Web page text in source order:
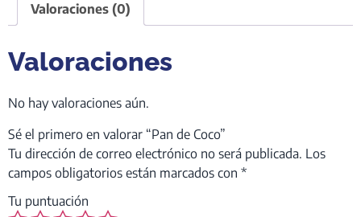
Valoraciones (0)
Valoraciones
No hay valoraciones aún.
Sé el primero en valorar “Pan de Coco”
Tu dirección de correo electrónico no será publicada. Los
campos obligatorios están marcados con *
Tu puntuación